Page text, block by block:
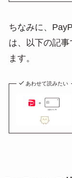
ちなみに、
は、以下の記
ます。
あわせて読みたい